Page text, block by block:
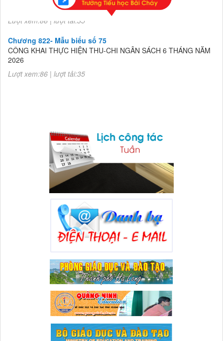
Chương 822- Mẫu biểu số 75
CÔNG KHAI THỰC HIỆN THU-CHI NGÂN SÁCH 6 THÁNG NĂM
2026
Lượt xem:86 | lượt tải:35